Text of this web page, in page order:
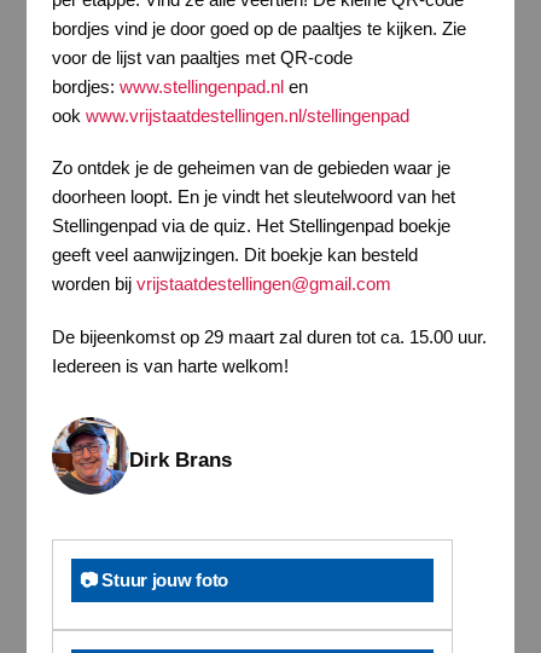
bordjes vind je door goed op de paaltjes te kijken. Zie
voor de lijst van paaltjes met QR-code
bordjes: www.stellingenpad.nlen
ook www.vrijstaatdestellingen.nl/stellingenpad
Zo ontdek je de geheimen van de gebieden waar je
doorheen loopt. En je vindt het sleutelwoord van het
Stellingenpad via de quiz. Het Stellingenpad boekje
geeft veel aanwijzingen. Dit boekje kan besteld
worden bij vrijstaatdestellingen@gmail.com
De bijeenkomst op 29 maart zal duren tot ca. 15.00 uur.
Iedereen is van harte welkom!
Dirk Brans
📷 Stuur jouw foto